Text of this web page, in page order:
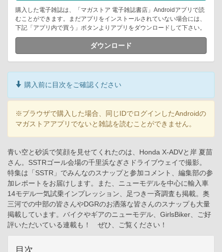
購入した電子雑誌は、「マガストア 電子雑誌書店」Androidアプリで読
むことができます。まだアプリをインストールされていない場合には、
下記「アプリ内で買う」ボタンよりアプリをダウンロードして下さい。
ダウンロード
購入前に目次をご確認ください
※ブラウザで購入した場合、同じIDでログインしたAndroidの
マガストアアプリでないと雑誌を読むことができません。
青い空と砂浜で笑顔を見せてくれたのは、Honda X-ADVと岸 夏苗
さん。SSTRゴール会場の千里浜なぎさドライブウェイで撮影。
特集は「SSTR」でみんなのスナップと参加コメント、編集部の参
加レポートをお届けします。また、ニューモデルを中心に輸入車
14モデル一気試乗インプレッション、足つき一斉調査も掲載。奥
三河での中部の皆さんやDGRのお洒落な皆さんのスナップも大量
掲載しています。バイクやギアのニューモデル、GirlsBiker、ご好
評いただいている連載も！ ぜひ、ご覧ください！